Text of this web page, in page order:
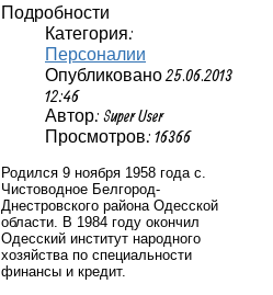
Подробности
Категория:
Персоналии
Опубликовано 25.06.2013
12:46
Автор: Super User
Просмотров: 16366
Родился 9 ноября 1958 года с.
Чистоводное Белгород-
Днестровского района Одесской
области. В 1984 году окончил
Одесский институт народного
хозяйства по специальности
финансы и кредит.